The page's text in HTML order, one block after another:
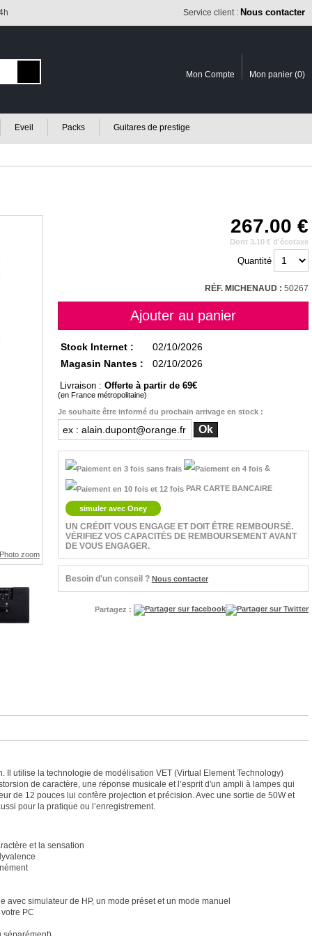
Service client : Nous contacter
Mon Compte Mon panier (0)
Eveil Packs Guitares de prestige
267.00
Dont 3.10 € d'écotaxe
Quantité
RÉF. MICHENAUD : 50267
Stock Internet :
02/10/2026
Magasin Nantes :
02/10/2026
Livraison : Offerte à partir de 69
(en France métropolitaine)
Je souhaite être informé du prochain arrivage en stock :
&
PAR CARTE BANCAIRE
simuler avec Oney
UN CRÉDIT VOUS ENGAGE ET DOIT ÊTRE REMBOURSÉ.
VÉRIFIEZ VOS CAPACITÉS DE REMBOURSEMENT AVANT
DE VOUS ENGAGER.
Besoin d'un conseil ? Nous contacter
Partagez :
utilise la technologie de modélisation VET (Virtual Element Technology)
de caractère, une réponse musicale et l’esprit d'un ampli à lampes qui
de 12 pouces lui confère projection et précision. Avec une sortie de 50W et
pour la pratique ou l’enregistrement.
et la sensation
simulateur de HP, un mode préset et un mode manuel
PC